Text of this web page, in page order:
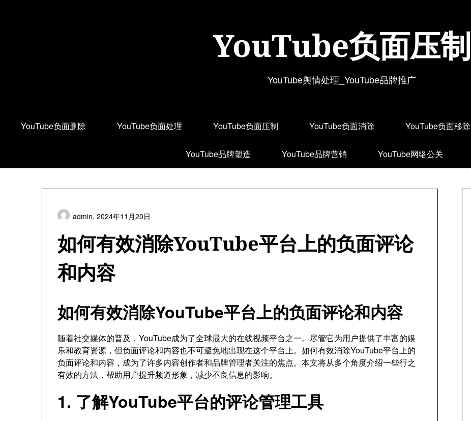
YouTube负面压制
YouTube舆情处理_YouTube品牌推广
YouTube负面删除 YouTube负面处理 YouTube负面压制 YouTube负面消除 YouTube负面移除
YouTube品牌塑造 YouTube品牌营销 YouTube网络公关
如何有效消除YouTube平台上的负面评论
和内容
admin, 2024年11月20日
如何有效消除YouTube平台上的负面评论和内容
随着社交媒体的普及，YouTube成为了全球最大的在线视频平台之一。尽管它为用户提供了丰富的娱
乐和教育资源，但负面评论和内容也不可避免地出现在这个平台上。如何有效消除YouTube平台上的
负面评论和内容，成为了许多内容创作者和品牌管理者关注的焦点。本文将从多个角度介绍一些行之
有效的方法，帮助用户提升频道形象，减少不良信息的影响。
1. 了解YouTube平台的评论管理工具